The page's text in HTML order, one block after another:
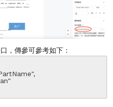
，傳參可參考如下：